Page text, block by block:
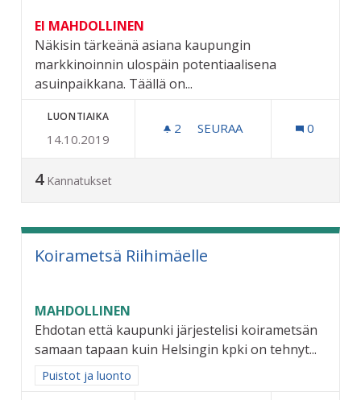
EI MAHDOLLINEN
Näkisin tärkeänä asiana kaupungin
markkinoinnin ulospäin potentiaalisena
asuinpaikkana. Täällä on...
LUONTIAIKA
14.10.2019
2 2 SEURAAJAA
SEURAA 0
4 Kannatukset
Koirametsä Riihimäelle
MAHDOLLINEN
Ehdotan että kaupunki järjestelisi koirametsän
samaan tapaan kuin Helsingin kpki on tehnyt...
Rajaa tulokset aihepiirin mukaan: Puistot ja luonto
Puistot ja luonto